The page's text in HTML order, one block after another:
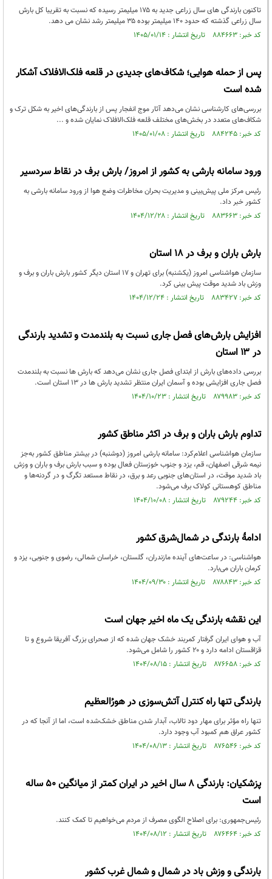
تاکنون بارندگی های سال زراعی جدید به ۱۷۵ میلیمتر رسیده که نسبت به تقریبا کل بارش
سال زراعی گذشته که حدود ۱۴۰ میلیمتر بوده ۳۵ میلیمتر رشد نشان می دهد.
کد خبر: ۸۸۴۶۶۳ تاریخ انتشار : ۱۴۰۵/۰۱/۱۴
پس از حمله هوایی؛ شکاف‌های جدیدی در قلعه فلک‌الافلاک آشکار
شده است
بررسی‌های کارشناسی نشان می‌دهد آثار موج انفجار پس از بارندگی‌های اخیر به شکل ترک‌ و
شکاف‌های متعدد در بخش‌های مختلف قلعه فلک‌الافلاک نمایان شده و ...
کد خبر: ۸۸۴۲۴۵ تاریخ انتشار : ۱۴۰۵/۰۱/۰۸
ورود سامانه بارشی به کشور از امروز/ بارش برف در نقاط سردسیر
رئیس مرکز ملی پیش‌بینی و مدیریت بحران مخاطرات وضع هوا از ورود سامانه بارشی به
کشور خبر داد.
کد خبر: ۸۸۳۶۶۳ تاریخ انتشار : ۱۴۰۴/۱۲/۲۸
بارش باران و برف در ۱۸ استان
سازمان هواشناسی امروز (یکشنبه) برای تهران و ۱۷ استان دیگر کشور بارش باران و برف و
وزش باد شدید موقت پیش بینی کرد.
کد خبر: ۸۸۳۴۲۷ تاریخ انتشار : ۱۴۰۴/۱۲/۲۴
افزایش بارش‌های فصل جاری نسبت به بلندمدت و تشدید بارندگی
در ۱۳ استان
بررسی داده‌های بارش از ابتدای فصل جاری نشان می‌دهد که بارش ها نسبت به بلندمدت
فصل جاری افزایشی بوده و آسمان ایران منتظر تشدید بارش ها در ۱۳ استان است.
کد خبر: ۸۷۹۹۸۳ تاریخ انتشار : ۱۴۰۴/۱۰/۲۳
تداوم بارش باران و برف در اکثر مناطق کشور
سازمان هواشناسی اعلام‌کرد: سامانه بارشی امروز (دوشنبه) در بیشتر مناطق کشور به‌جز
نیمه شرقی اصفهان، قم، یزد و جنوب خوزستان فعال بوده و سبب بارش برف و باران و وزش
باد شدید موقت، در استان‌های جنوبی رعد و برق، در نقاط مستعد تگرگ و در گردنه‌ها و
مناطق کوهستانی کولاک برف می‌شود.
کد خبر: ۸۷۹۲۴۴ تاریخ انتشار : ۱۴۰۴/۱۰/۰۸
ادامۀ بارندگی در شمال‌شرق کشور
هواشناسی: در ساعت‌های آینده مازندران، گلستان، خراسان شمالی، رضوی و جنوبی، یزد و
کرمان باران می‌بارد.
کد خبر: ۸۷۸۸۴۳ تاریخ انتشار : ۱۴۰۴/۰۹/۳۰
این نقشه بارندگی یک ماه اخیر جهان است
آب و هوای ایران گرفتار کمربند خشک جهان شده که از صحرای بزرگ آفریقا شروع و تا
قزاقستان ادامه دارد و ۲۰ کشور را شامل می‌شود.
کد خبر: ۸۷۶۶۵۸ تاریخ انتشار : ۱۴۰۴/۰۸/۱۵
بارندگی تنها راه کنترل آتش‌سوزی در هورُالعظیم
تنها راه مؤثر برای مهار دود تالاب، آبدار شدن مناطق خشک‌شده است، اما از آنجا که در
کشور عراق هم کمبود آب وجود دارد.
کد خبر: ۸۷۶۵۴۶ تاریخ انتشار : ۱۴۰۴/۰۸/۱۳
پزشکیان: بارندگی ۸ سال اخیر در ایران کمتر از میانگین ۵۰ ساله
است
رئیس‌جمهوری: برای اصلاح الگوی مصرف از مردم می‌خواهیم تا کمک کنند.
کد خبر: ۸۷۶۴۶۴ تاریخ انتشار : ۱۴۰۴/۰۸/۱۲
بارندگی و وزش باد در شمال و شمال غرب کشور